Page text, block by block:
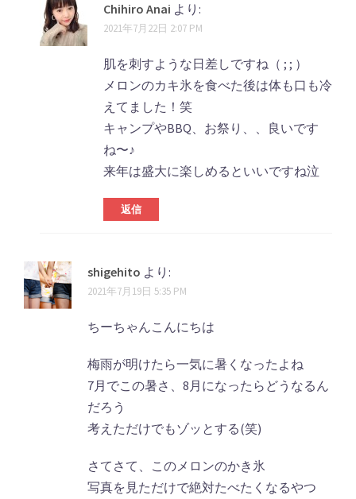
Chihiro Anai より:
2021年7月22日 2:07 PM
肌を刺すような日差しですね（ ; ; ）
メロンのカキ氷を食べた後は体も口も冷
えてました！笑
キャンプやBBQ、お祭り、、良いです
ね〜♪
来年は盛大に楽しめるといいですね泣
返信
shigehito より:
2021年7月19日 5:35 PM
ちーちゃんこんにちは
梅雨が明けたら一気に暑くなったよね
7月でこの暑さ、8月になったらどうなるん
だろう
考えただけでもゾッとする(笑)
さてさて、このメロンのかき氷
写真を見ただけで絶対たべたくなるやつ